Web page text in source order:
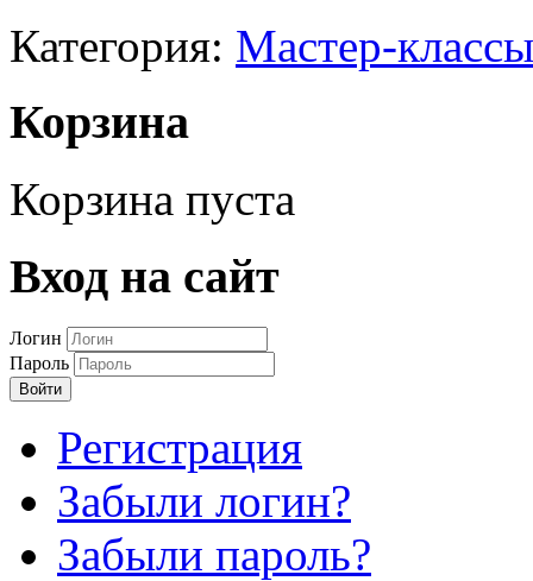
Категория: Мастер-
Корзина
Корзина пуста
Вход на сайт
Логин
Пароль
Войти
Регистрация
Забыли логин?
Забыли пароль?